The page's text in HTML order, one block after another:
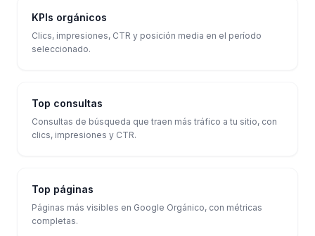
KPIs orgánicos
Clics, impresiones, CTR y posición media en el período
seleccionado.
Top consultas
Consultas de búsqueda que traen más tráfico a tu sitio, con
clics, impresiones y CTR.
Top páginas
Páginas más visibles en Google Orgánico, con métricas
completas.